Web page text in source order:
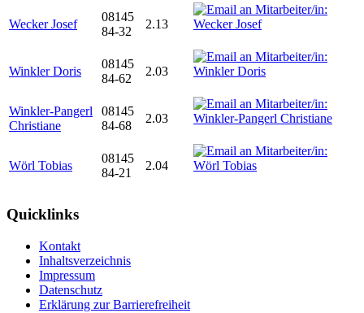
Wecker Josef
08145
84-32
2.13
Winkler Doris
08145
84-62
2.03
Winkler-Pangerl
Christiane
08145
84-68
2.03
Wörl Tobias
08145
84-21
2.04
Quicklinks
Kontakt
Inhaltsverzeichnis
Impressum
Datenschutz
Erklärung zur Barrierefreiheit